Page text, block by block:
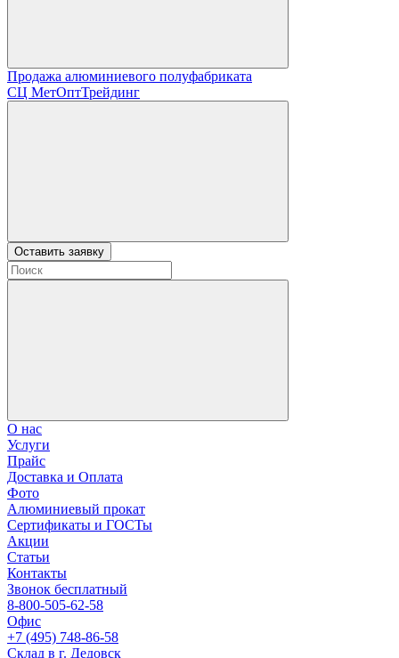
Продажа алюминиевого полуфабриката
СЦ МетОптТрейдинг
Оставить заявку
О нас
Услуги
Прайс
Доставка и Оплата
Фото
Алюминиевый прокат
Сертификаты и ГОСТы
Акции
Статьи
Контакты
Звонок бесплатный
8-800-505-62-58
Офис
+7 (495) 748-86-58
Склад в г. Дедовск